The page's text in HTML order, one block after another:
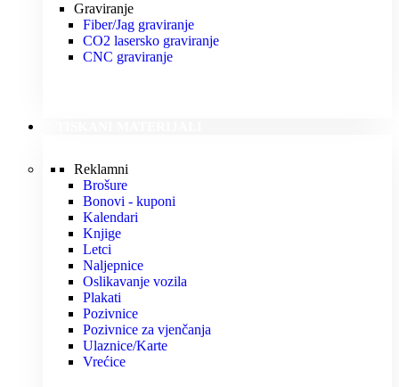
Graviranje
Fiber/Jag graviranje
CO2 lasersko graviranje
CNC graviranje
Reklamni
Brošure
Bonovi - kuponi
Kalendari
Knjige
Letci
Naljepnice
Oslikavanje vozila
Plakati
Pozivnice
Pozivnice za vjenčanja
Ulaznice/Karte
Vrećice